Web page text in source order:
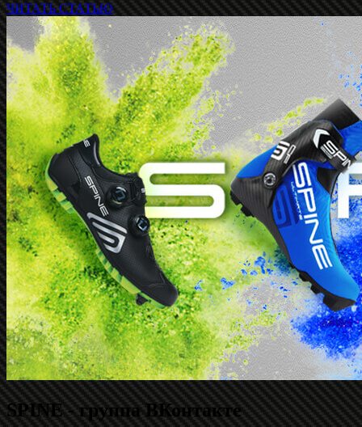
ЧИТАТЬ СТАТЬЮ
SPINE - группа ВКонтакте